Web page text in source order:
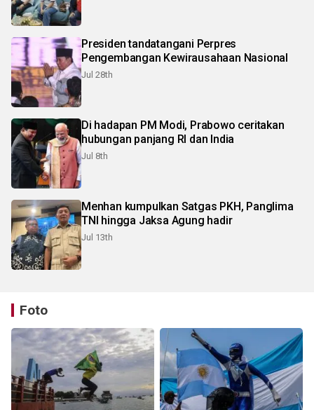
Presiden tandatangani Perpres
Pengembangan Kewirausahaan Nasional
Jul 28th
Di hadapan PM Modi, Prabowo ceritakan
hubungan panjang RI dan India
Jul 8th
Menhan kumpulkan Satgas PKH, Panglima
TNI hingga Jaksa Agung hadir
Jul 13th
Foto